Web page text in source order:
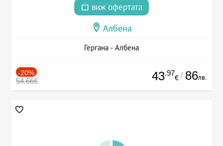
виж офертата
Албена
Гергана - Албена
-20%
54.66€ 43.97
€ / 86лв.